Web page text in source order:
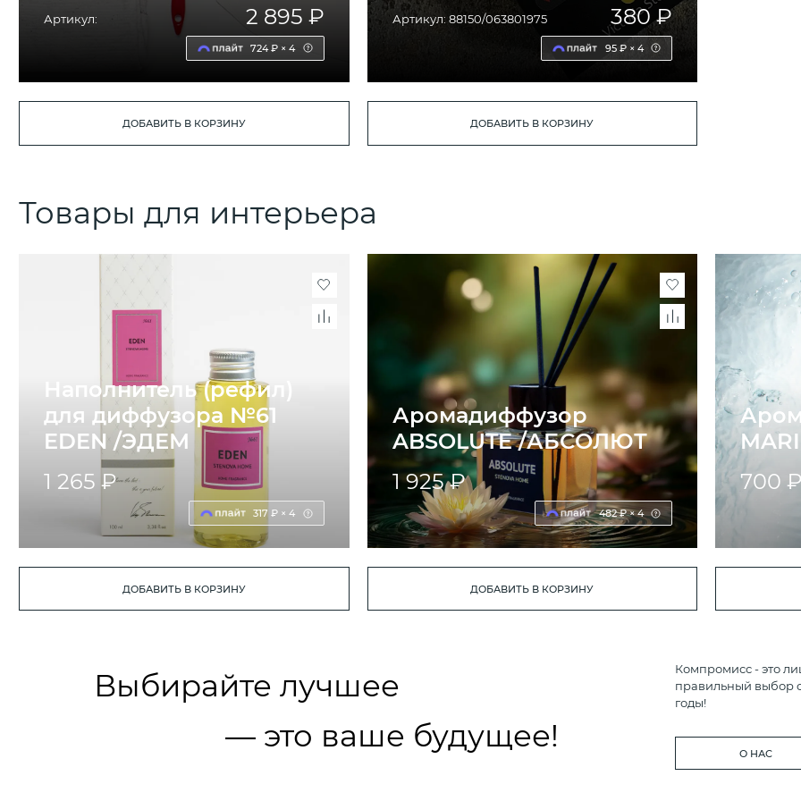
Артикул: 2 895 ₽
724 ₽ × 4
ДОБАВИТЬ В КОРЗИНУ
Артикул: 88150/063801975 380 ₽
95 ₽ × 4
ДОБАВИТЬ В КОРЗИНУ
Товары для интерьера
Наполнитель (рефил)
для диффузора №61
EDEN /ЭДЕМ
1 265 ₽
317 ₽ × 4
ДОБАВИТЬ В КОРЗИНУ
Аромадиффузор
ABSOLUTE /АБСОЛЮТ
1 925 ₽
482 ₽ × 4
ДОБАВИТЬ В КОРЗИНУ
700 ₽
Выбирайте лучшее
— это ваше будущее!
Компромисс - это
правильный выбор
годы!
О НАС